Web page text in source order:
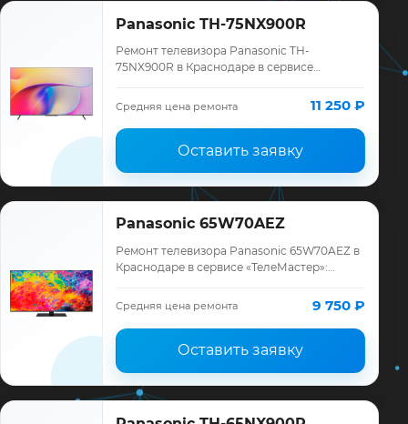
Panasonic TH-75NX900R
Ремонт телевизора Panasonic TH-
75NX900R в Краснодаре в сервисе
Panasonic, смета до ремонта, запчасти и
гарантия до 12 мес…
Средняя цена ремонта 11 250 ₽
Оставить заявку
Panasonic 65W70AEZ
Ремонт телевизора Panasonic 65W70AEZ в
Краснодаре в сервисе «ТелеМастер»:
ремонта, запчасти и гарантия до 12
месяце…
Средняя цена ремонта 9 750 ₽
Оставить заявку